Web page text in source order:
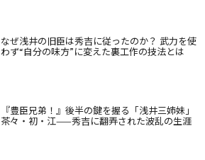
なぜ浅井の旧臣は秀吉に従ったのか？ 武力を使
わず“自分の味方”に変えた裏工作の技法とは
『豊臣兄弟！』後半の鍵を握る「浅井三姉妹」
茶々・初・江——秀吉に翻弄された波乱の生涯